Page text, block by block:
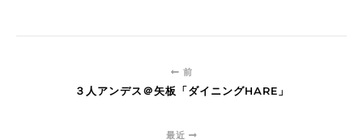
前
３人アンデス＠矢板「ダイニングHARE」
最近